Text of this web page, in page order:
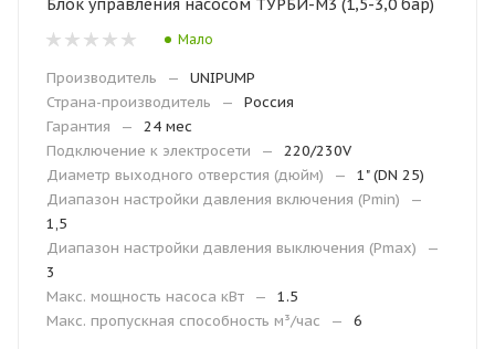
Блок управления насосом ТУРБИ-М3 (1,5-3,0 бар)
Мало
Производитель —
UNIPUMP
Страна-производитель
—
Россия
Гарантия
—
24 мес
Подключение к электросети
—
220/230V
Диаметр выходного отверстия (дюйм)
—
1" (DN 25)
Диапазон настройки давления включения (Рmin)
—
1,5
Диапазон настройки давления выключения (Рmax)
—
3
Макс. мощность насоса кВт
—
1.5
Макс. пропускная способность м³/час
— 6